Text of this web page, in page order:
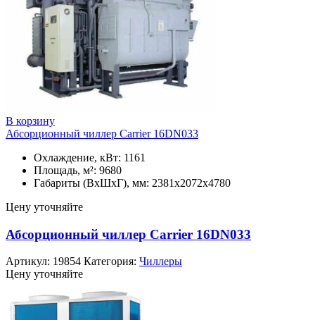
В корзину
Абсорционный чиллер Carrier 16DN033
Охлаждение, кВт: 1161
Площадь, м²: 9680
Габариты (ВxШxГ), мм: 2381x2072x4780
Цену уточняйте
Абсорционный чиллер Carrier 16DN033
Артикул: 19854 Категория: Чиллеры
Цену уточняйте